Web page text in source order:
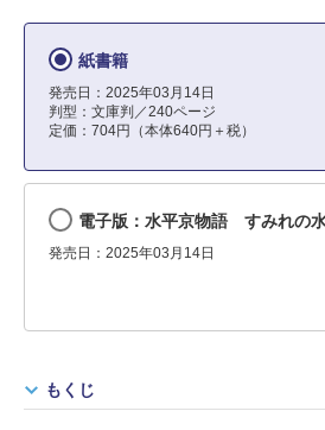
紙書籍
発売日：2025年03月14日
判型：文庫判／240ページ
定価：704円（本体640円＋税）
電子版：水平京物語 すみれの
発売日：2025年03月14日
もくじ